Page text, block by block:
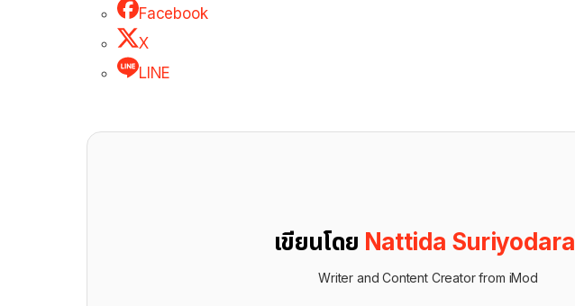
Facebook
X
LINE
เขียนโดย Nattida Suriyodara
Writer and Content Creator from iMod